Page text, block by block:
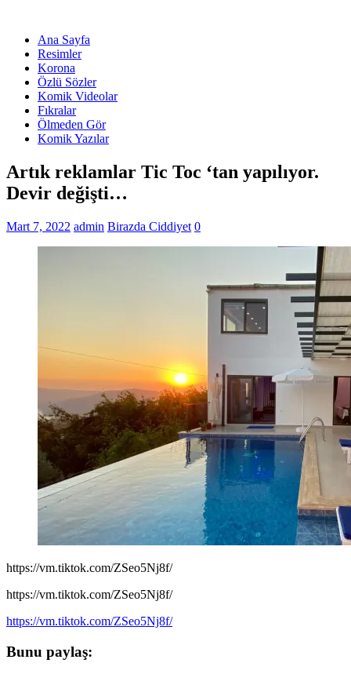
Ana Sayfa
Resimler
Korona
Özlü Sözler
Komik Videolar
Fıkralar
Ölmeden Gör
Komik Yazılar
Artık reklamlar Tic Toc ‘tan yapılıyor.
Devir değişti…
Mart 7, 2022 admin Birazda Ciddiyet 0
https://vm.tiktok.com/ZSeo5Nj8f/
https://vm.tiktok.com/ZSeo5Nj8f/
https://vm.tiktok.com/ZSeo5Nj8f/
Bunu paylaş: